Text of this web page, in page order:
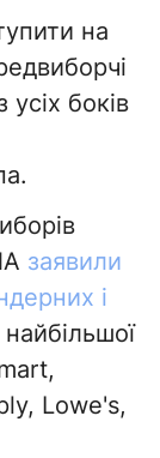
на
боків
заявили
і
Lowe's,